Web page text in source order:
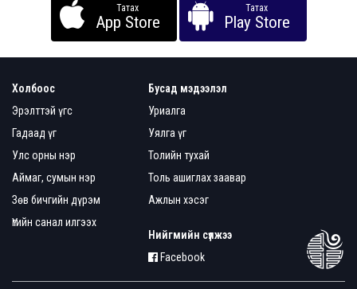
Татах
App Store
Татах
Play Store
Холбоос
Эрэлттэй үгс
Гадаад үг
Улс орны нэр
Аймаг, сумын нэр
Зөв бичгийн дүрэм
Үгийн санал илгээх
Бусад мэдээлэл
Уриалга
Уялга үг
Толийн тухай
Толь ашиглах заавар
Ажлын хэсэг
Нийгмийн сүлжээ
Facebook